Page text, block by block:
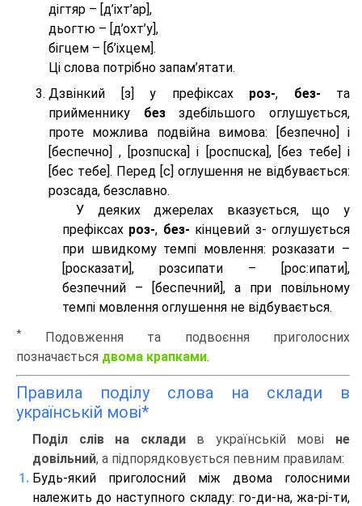
дігтяр – [д’іхт’ар],
дьогтю – [д’охт’у],
бігцем – [б’іхцем].
Ці слова потрібно запам’ятати.
Дзвінкий [з] у префіксах роз-, без- та
прийменнику безздебільшого оглушується,
проте можлива подвійна вимова: [безпeчно] і
[беспeчно] , [розпuска] і [роспuска], [без тeбе] і
[бес тeбе]. Перед [с] оглушення не відбувається:
розсада, безславно.
У деяких джерелах вказується, що у
префіксах роз-, без- кінцевий з- оглушується
при швидкому темпі мовлення: розказати –
[росказати], розсипати – [роc:ипати],
безпечний – [беспечний], а при повільному
темпі мовлення оглушення не відбувається.
*
Подовження та подвоєння приголосних
позначається двома крапками.
Правила поділу слова на склади в
українській мові*
Поділ слів на складив українській мові не
довільний, а підпорядковується певним правилам:
Будь-який приголосний між двома голосними
належить до наступного складу: го-ди-на, жа-рі-ти,